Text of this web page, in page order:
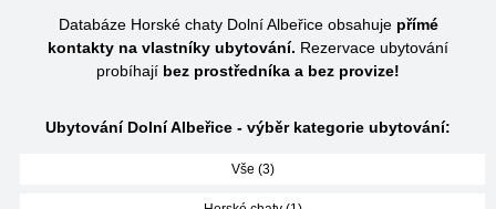
Databáze Horské chaty Dolní Albeřice obsahuje přímé
kontakty na vlastníky ubytování. Rezervace ubytování
probíhají bez prostředníka a bez provize!
Ubytování Dolní Albeřice - výběr kategorie ubytování:
Vše (3)